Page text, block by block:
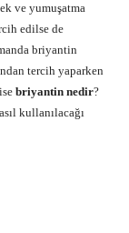
ve yumuşatma
edilse de
briyantin
tercih yaparken
briyantin nedir?
kullanılacağı